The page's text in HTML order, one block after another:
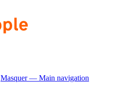
Masquer — Main navigation